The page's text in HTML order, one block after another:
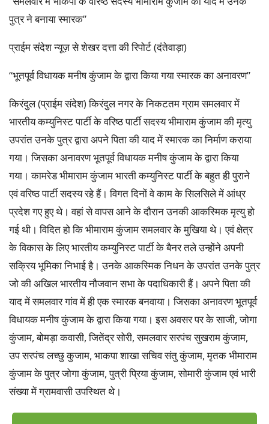
पुत्र ने बनाया स्मारक”
प्राईम संदेश न्यूज़ से शेखर दत्ता की रिपोर्ट (दंतेवाड़ा)
“भूतपूर्व विधायक मनीष कुंजाम के द्वारा किया गया स्मारक का अनावरण”
किरंदुल (प्राईम संदेश) किरंदुल नगर के निकटतम ग्राम समलवार में
भारतीय कम्युनिस्ट पार्टी के वरिष्ठ पार्टी सदस्य भीमाराम कुंजाम की मृत्यु
उपरांत उनके पुत्र द्वारा अपने पिता की याद में स्मारक का निर्माण कराया
गया। जिसका अनावरण भूतपूर्व विधायक मनीष कुंजाम के द्वारा किया
गया। कामरेड भीमाराम कुंजाम भारती कम्युनिस्ट पार्टी के बहुत ही पुराने
एवं वरिष्ठ पार्टी सदस्य रहे हैं। विगत दिनों वे काम के सिलसिले में आंध्र
प्रदेश गए हुए थे। वहां से वापस आने के दौरान उनकी आकस्मिक मृत्यु हो
गई थी। विदित हो कि भीमाराम कुंजाम समलवार के मुखिया थे। एवं क्षेत्र
के विकास के लिए भारतीय कम्युनिस्ट पार्टी के बैनर तले उन्होंने अपनी
सक्रिय भूमिका निभाई है। उनके आकस्मिक निधन के उपरांत उनके पुत्र
जो की अखिल भारतीय नौजवान सभा के पदाधिकारी हैं। अपने पिता की
याद में समलवार गांव में ही एक स्मारक बनवाया। जिसका अनावरण भूतपूर्व
विधायक मनीष कुंजाम के द्वारा किया गया। इस अवसर पर के साजी, जोगा
कुंजाम, बोमड़ा कवासी, जितेंद्र सोरी, समलवार सरपंच सुखराम कुंजाम,
उप सरपंच लच्छु कुजाम, भाकपा शाखा सचिव संतु कुंजाम, मृतक भीमाराम
कुंजाम के पुत्र जोगा कुंजाम, पुत्री प्रिया कुंजाम, सोमारी कुंजाम एवं भारी
संख्या में ग्रामवासी उपस्थित थे।